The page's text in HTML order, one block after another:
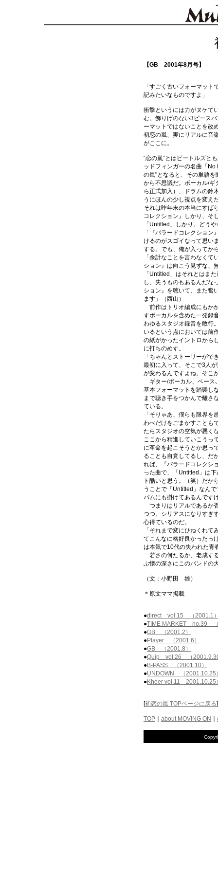
【GB 2001年8月号】
「すごく古いフォーマッ
記みたいなものですよ」
衝撃というには力がヌケて
む。飾りげのない3ピース
ーマットではないことを改
初恋の嵐、実にリアルに音
がここに。
“恋の嵐”とはビートルズと
ッドフィンガーの名曲「
の嵐"となると、その単語
から不思議だ。ボーカル/ギ
ら正式加入）、ドラムの鈴
うにほんの少し視点を変え
それは昨年末の本当にすば
コレクション』しかり、そ
「Untitled」しかり。どう
「『バラードコレクショ
けるのがスゴイなって思い
する。でも、俺が入ってか
「余計なことを言わなく
ション』は向こう見ずな、
「Untitled」はそれとはま
し、失うものもあるんだな
ション』を聴いて、また奮
ます」（西山）
前作はトリオ編成にもか
すボーカルを含めた一発録
わゆるスタジオ録音を敢行
いるという点においては前
の紙がかったイントロから
に打ちのめす。
「ちゃんとストーリーが
最初に入って、そこで3人
が変わるんですよね。そこ
ギター/ボーカル、ベース
基本フォーマットを踏襲し
まで聴き手をつかんで離さ
ている。
「そりゃあ、僕らも限界
わべだけをごまかすことも
たらスタジオの空気が悪く
ここから精進していこうっ
に革命を起こそうとか思っ
ることも自覚してるし、だ
れば、『バラードコレクシ
った曲で、「Untitled」は
ト酷いと思う。（笑）だか
うことで「Untitled」なん
バムにも掛けてあるんです
つまりはリアルであるか
つつ、シリアスになりすぎ
心得ているのだ。
「それまで変にひねくれ
てこんなに格好良かったっ
は本気で10代の失われた青
若さの何たるか、老成す
ぶ懐の深さにこのバンドの
（文：小野田 雄）
＊原文ママ掲載
●direct vol.15 （2001.1
●TIME MARKET no.39
●GB （2001.2）
●Player （2001.6）
●GB （2001.8）
●Quip vol.26 （
●B-PASS （2001.10）
●UNDOWN （2001.10.25
●Kheer vol.11 2001.10.25
[初恋の嵐 TOPページに戻る]
TOP about MOVING ON